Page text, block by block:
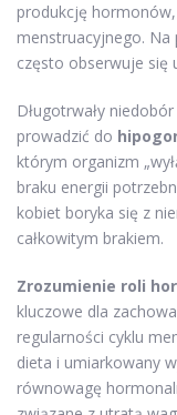
produkcję
menstruacyjnego. Na
często obserwuje się
Długotrwały
prowadzić do
którym organizm
braku energii
kobiet boryka się z
całkowitym brakiem.
Zrozumienie roli
kluczowe dla
regularności cyklu
dieta i umiarkowany
równowagę